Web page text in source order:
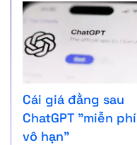
Cái giá đằng sau
ChatGPT "miễn phí
vô hạn"